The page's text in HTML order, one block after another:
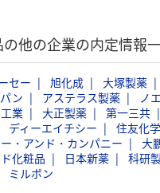
他の企業の内定情報
セー 旭化成 大塚製薬
ン アステラス製薬 ノ
業 大正製薬 第一三共
ディーエイチシー 住友化学
・アンド・カンパニー 大
化粧品 日本新薬 科研
ミルボン